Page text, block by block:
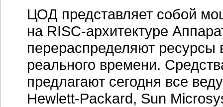
ЦОД представляет собой
на RISC-архитектуре
перераспределяют ресурсы
реального времени.
предлагают сегодня все
Hewlett-Packard, Sun